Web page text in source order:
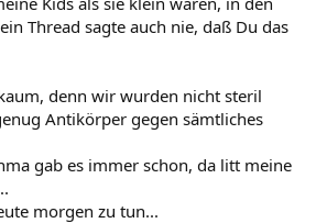
Thread sagte auch nie, daß Du das
denn wir wurden nicht steril
Antikörper gegen sämtliches
gab es immer schon, da litt meine
morgen zu tun...